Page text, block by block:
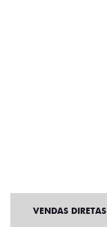
VENDAS DIRETAS